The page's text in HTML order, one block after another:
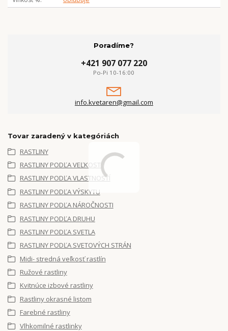
Poradíme?
+421 907 077 220
Po-Pi 10-16:00
info.kvetaren@gmail.com
Tovar zaradený v kategóriách
RASTLINY
RASTLINY PODĽA VEĽKOSTI
RASTLINY PODĽA VLASTNOSTÍ
RASTLINY PODĽA VÝSKYTU
RASTLINY PODĽA NÁROČNOSTI
RASTLINY PODĽA DRUHU
RASTLINY PODĽA SVETLA
RASTLINY PODĽA SVETOVÝCH STRÁN
Midi- stredná veľkosť rastlín
Ružové rastliny
Kvitnúce izbové rastliny
Rastliny okrasné listom
Farebné rastliny
Vlhkomilné rastlinky